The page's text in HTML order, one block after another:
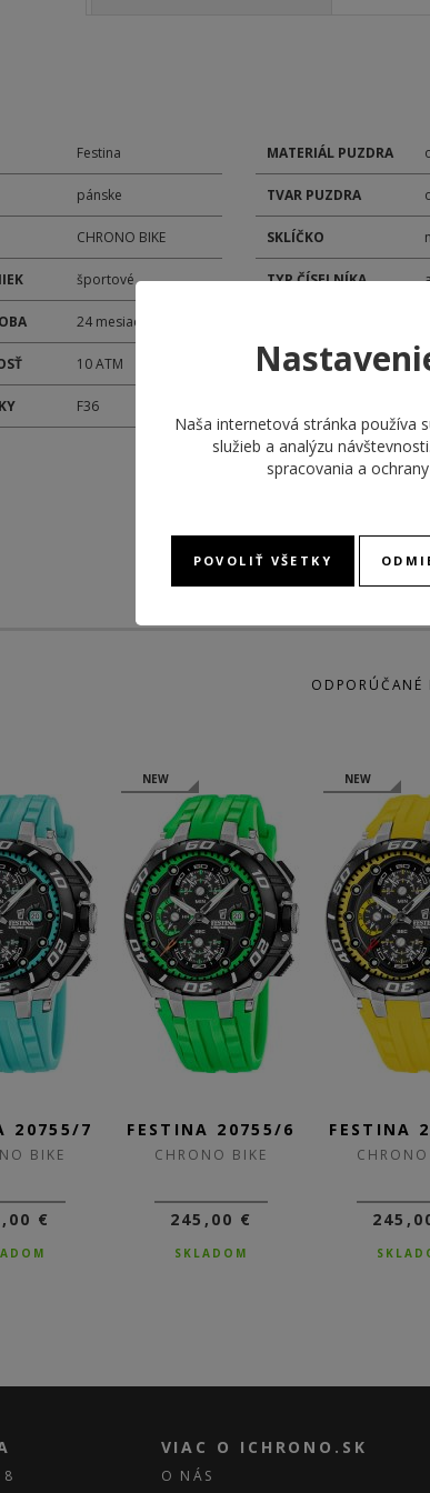
Festina
pánske
CHRONO BIKE
športové
24 mesiacov
10 ATM
F36
MATERIÁL PUZDRA
TVAR PUZDRA
SKLÍČKO
TYP ČÍSELNÍKA
ROZMER PUZDRA
REMIENKA
ODPORÚČANÉ
20755/7
BIKE
€
NEW
FESTINA 20755/6
CHRONO BIKE
245,00 €
SKLADOM
NEW
FESTINA
VIAC O ICHRONO.SK
O NÁS
Naša internetová stránka používa
služieb a analýzu
spracovania a
POVOLIŤ VŠETKY